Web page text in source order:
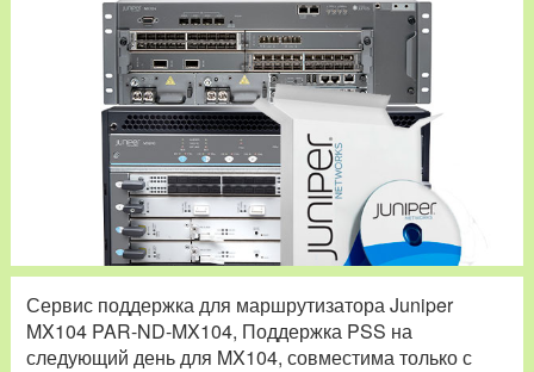
Сервис поддержка для маршрутизатора Juniper
MX104 PAR-ND-MX104, Поддержка PSS на
следующий день для MX104, совместима только с